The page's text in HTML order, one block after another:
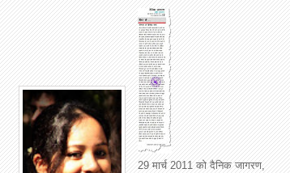
29 मार्च 2011 को दैनिक जागरण,